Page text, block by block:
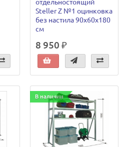
отдельностоящий
Steller Z №1 оцинковка
без настила 90х60х180
см
8 950 ₽
В наличии